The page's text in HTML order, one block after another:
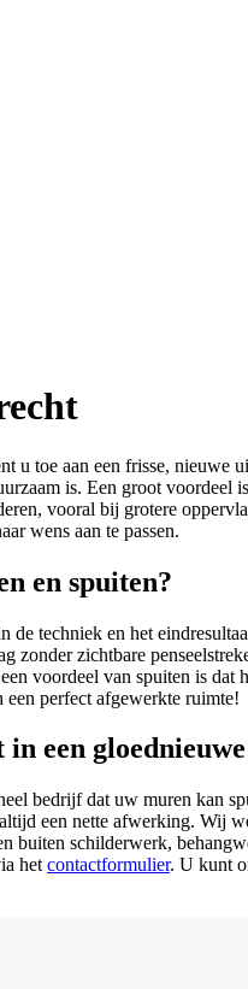
u toe aan een frisse,
is. Een groot
vooral bij grotere
wens aan te passen.
en spuiten?
de techniek en het
zonder zichtbare
voordeel van spuiten is
perfect afgewerkte ruimte!
een
bedrijf dat uw muren kan
een nette afwerking. Wij
buiten schilderwerk,
het contactformulier. U kunt